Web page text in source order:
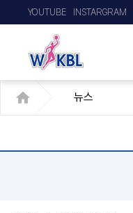
YOUTUBE INSTARGRAM
뉴스